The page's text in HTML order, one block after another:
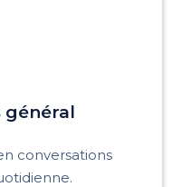
général
conversations